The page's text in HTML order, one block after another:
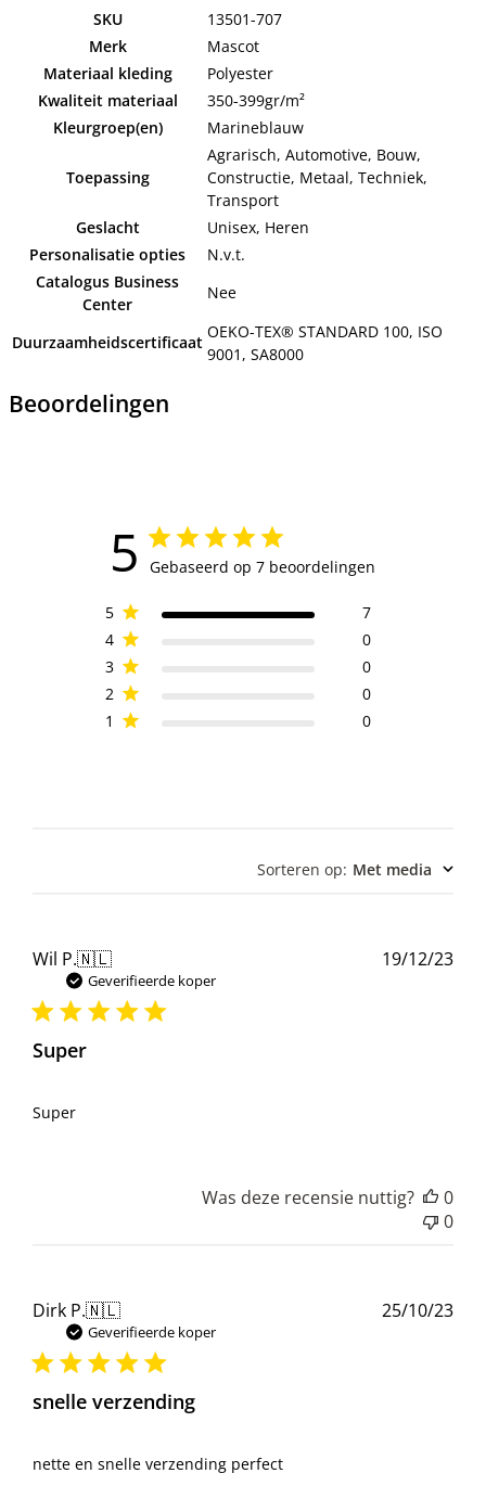
SKU
13501-707
Merk
Mascot
Materiaal kleding
Polyester
Kwaliteit materiaal
350-399gr/m²
Kleurgroep(en)
Marineblauw
Toepassing
Agrarisch, Automotive, Bouw,
Constructie, Metaal, Techniek,
Transport
Geslacht
Unisex, Heren
Personalisatie opties
N.v.t.
Catalogus Business
Center
Nee
Duurzaamheidscertificaat
OEKO-TEX® STANDARD 100, ISO
9001, SA8000
Beoordelingen
5 Gebaseerd op 7 beoordelingen
5
7
4
0
3
0
2
0
1
0
Sorteren op: Met media
Wil P.🇳🇱
Geverifieerde koper
Super
Super
19/12/23
Was deze recensie nuttig?
0
0
Dirk P.🇳🇱
Geverifieerde koper
snelle verzending
nette en snelle verzending perfect
25/10/23